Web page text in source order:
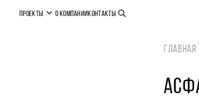
ПРОЕКТЫ О КОМПАНИИКОНТАКТЫ
ГЛАВНАЯ